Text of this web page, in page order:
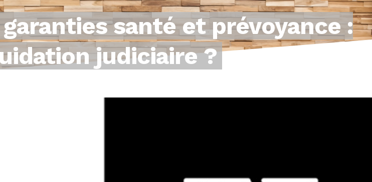
santé et prévoyance :
judiciaire ?